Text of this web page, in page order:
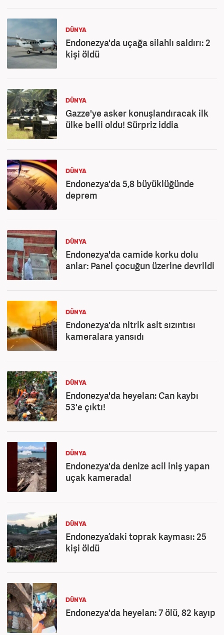
DÜNYA
Endonezya'da uçağa silahlı saldırı: 2
kişi öldü
DÜNYA
Gazze'ye asker konuşlandıracak ilk
ülke belli oldu! Sürpriz iddia
DÜNYA
Endonezya'da 5,8 büyüklüğünde
deprem
DÜNYA
Endonezya'da camide korku dolu
anlar: Panel çocuğun üzerine devrildi
DÜNYA
Endonezya'da nitrik asit sızıntısı
kameralara yansıdı
DÜNYA
Endonezya'da heyelan: Can kaybı
53'e çıktı!
DÜNYA
Endonezya'da denize acil iniş yapan
uçak kamerada!
DÜNYA
Endonezya’daki toprak kayması: 25
kişi öldü
DÜNYA
Endonezya'da heyelan: 7 ölü, 82 kayıp